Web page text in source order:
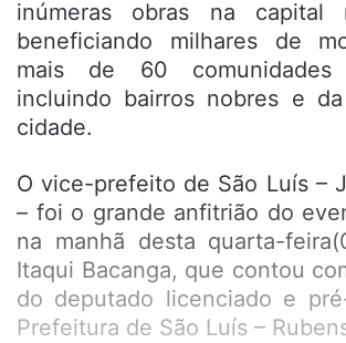
inúmeras obras na capital
beneficiando milhares de
mais de 60
incluindo bairros nobres e
cidade.
O vice-prefeito de São Luís –
– foi o grande anfitrião do
na manhã desta quarta-
Itaqui Bacanga, que contou
do deputado licenciado e
Prefeitura de São Luís –